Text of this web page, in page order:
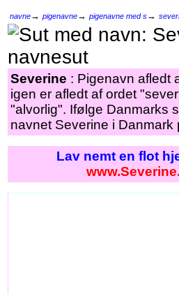
navne→ pigenavne→ pigenavne med s→
Severine : Pigenavn afledt
igen er afledt af ordet
"alvorlig". Ifølge Danmarks
navnet Severine i Danmark
Lav nemt en flot